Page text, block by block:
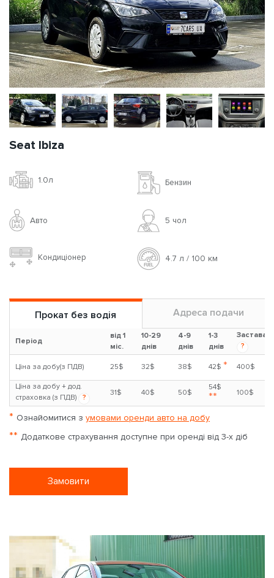
Seat Ibiza
1.0л Бензин
Авто 5 чoл
Кондиціонер 4.7 л / 100 км
Прокат без водія Адреса подачи
Період
від 1
міс.
10-29
днів
4-9
днів
1-3
днів
Застава
?
Ціна за добу(з ПДВ) 25$ 32$ 38$ 42$ * 400$
Ціна за добу + дод.
страховка (з ПДВ)
?
31$ 40$ 50$
54$
** 100$
* Ознайомитися з умовами оренди авто на добу
** Додаткове страхування доступне при оренді від 3-х діб
Замовити